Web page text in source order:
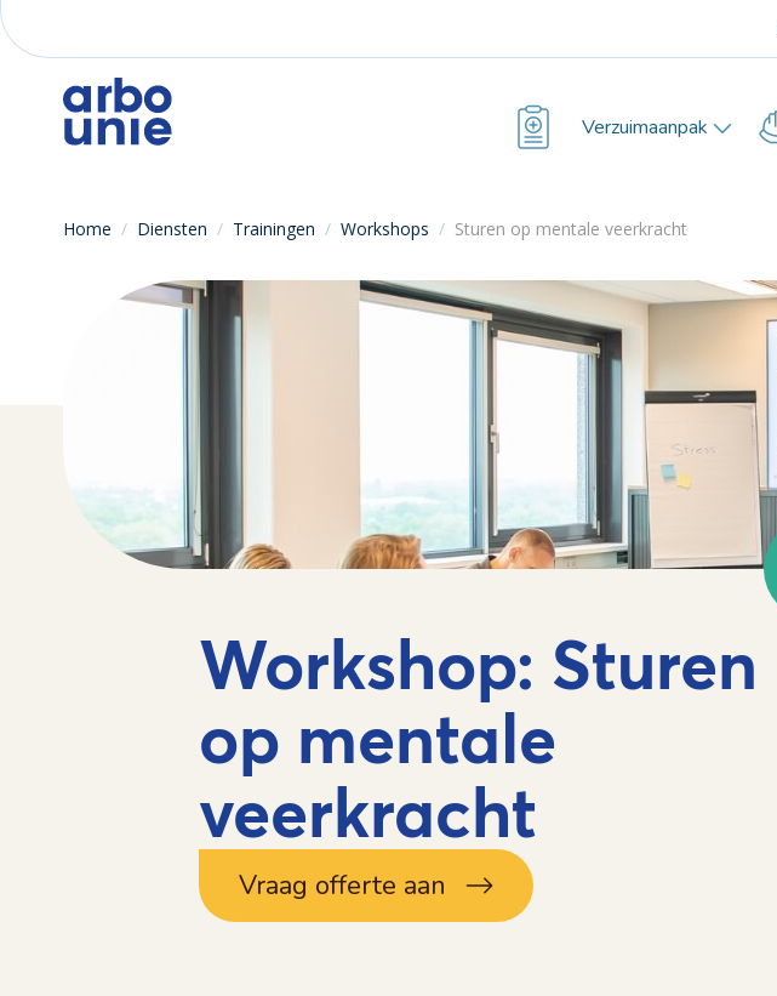
Verzuimaanpak
Home / Diensten / Trainingen / Workshops / Sturen op mentale veerkracht
Workshop: Sturen
op mentale
veerkracht
Vraag offerte aan